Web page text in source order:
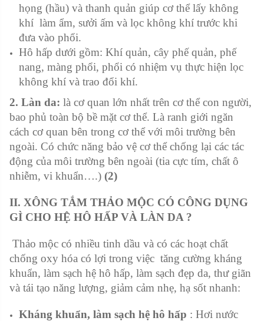
họng (hầu) và thanh quản giúp cơ thể lấy không
khí làm ẩm, sưởi ấm và lọc không khí trước khi
đưa vào phổi.
Hô hấp dưới gồm: Khí quản, cây phế quản, phế
nang, màng phổi, phổi có nhiệm vụ thực hiện lọc
không khí và trao đổi khí.
2. Làn da: là cơ quan lớn nhất trên cơ thể con người,
bao phủ toàn bộ bề mặt cơ thể. Là ranh giới ngăn
cách cơ quan bên trong cơ thể với môi trường bên
ngoài. Có chức năng bảo vệ cơ thể chống lại các tác
động của môi trường bên ngoài (tia cực tím, chất ô
nhiễm, vi khuẩn….) (2)
II. XÔNG TẮM THẢO MỘC CÓ CÔNG DỤNG
GÌ CHO HỆ HÔ HẤP VÀ LÀN DA ?
Thảo mộc có nhiều tinh dầu và có các hoạt chất
chống oxy hóa có lợi trong việc tăng cường kháng
khuẩn, làm sạch hệ hô hấp, làm sạch đẹp da, thư giãn
và tái tạo năng lượng, giảm cảm nhẹ, hạ sốt nhanh:
Kháng khuẩn, làm sạch hệ hô hấp : Hơi nước